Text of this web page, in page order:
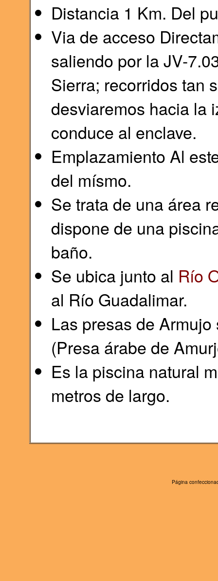
Distancia 1 Km. Del
Via de acceso
saliendo por la JV-
Sierra; recorridos tan
desviaremos hacia la
conduce al enclave.
Emplazamiento Al
del mísmo.
Se trata de una área
dispone de una
baño.
Se ubica junto al Río
al Río Guadalimar.
Las presas de
(Presa árabe de
Es la piscina natural
metros de largo.
Página